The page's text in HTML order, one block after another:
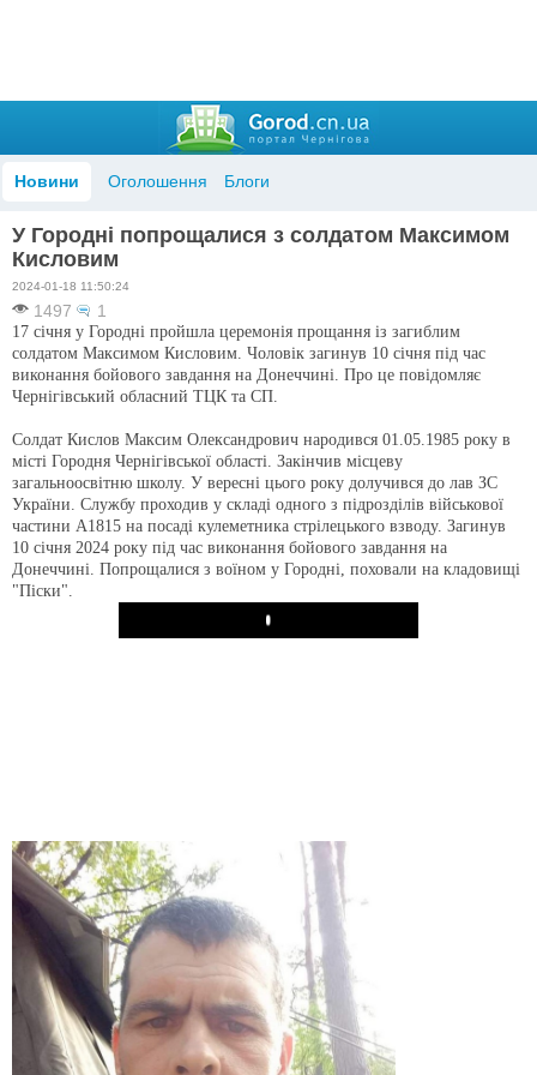
Новини Оголошення Блоги
У Городні попрощалися з солдатом Максимом
Кисловим
2024-01-18 11:50:24
1497 1
17 січня у Городні пройшла церемонія прощання із загиблим
солдатом Максимом Кисловим. Чоловік загинув 10 січня під час
виконання бойового завдання на Донеччині. Про це повідомляє
Чернігівський обласний ТЦК та СП.
Солдат Кислов Максим Олександрович народився 01.05.1985 року в
місті Городня Чернігівської області. Закінчив місцеву
загальноосвітню школу. У вересні цього року долучився до лав ЗС
України. Службу проходив у складі одного з підрозділів військової
частини А1815 на посаді кулеметника стрілецького взводу. Загинув
10 січня 2024 року під час виконання бойового завдання на
Донеччині. Попрощалися з воїном у Городні, поховали на кладовищі
"Піски".
Play